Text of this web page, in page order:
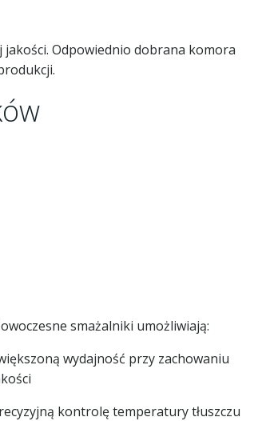
Odpowiednio dobrana komora
smażalniki umożliwiają:
wydajność przy zachowaniu
kontrolę temperatury tłuszczu